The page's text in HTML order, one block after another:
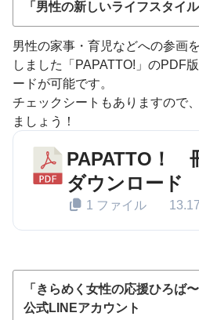
「男性の新しいライフスタイ
男性の家事・育児などへの参画
しました「PAPATTO!」のPDF
ードが可能です。
チェックシートもありますので
ましょう！
PAPATTO！
ダウンロード
1 ファイル
「きらめく女性の応援ひろば
公式LINEアカウント